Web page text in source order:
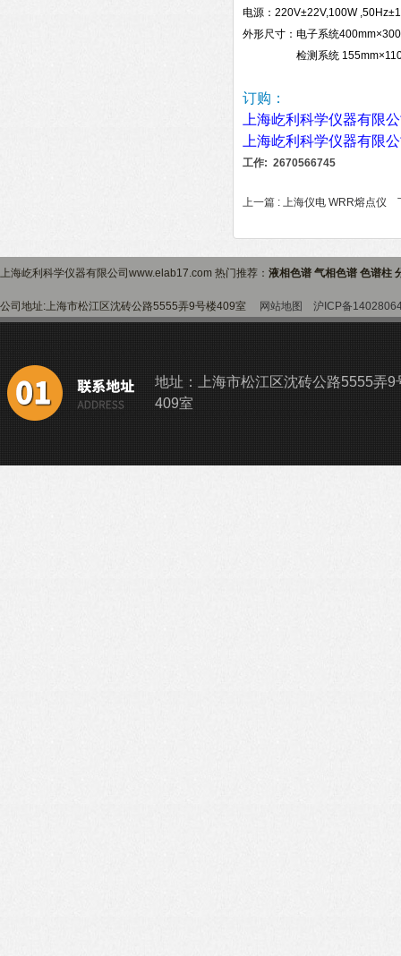
电源：220V±22V,100W
外形尺寸：电子系统
检测系统
订购：
上海屹利科学仪器有限
上海屹利科学仪器有限
工作: 2670566745
上一篇 : 上海仪电 WRR熔点仪
上海屹利科学仪器有限公司www.elab17.com 热门推荐： 液相色谱 气相色谱 色谱柱
公司地址:上海市松江区沈砖公路5555弄9号楼409室 网站地图 沪ICP备
地址：上海市松江区沈砖公路5555弄9
409室